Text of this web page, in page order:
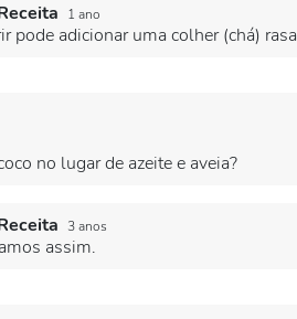
1 ano
pode adicionar uma colher (chá) rasa
no lugar de azeite e aveia?
3 anos
assim.